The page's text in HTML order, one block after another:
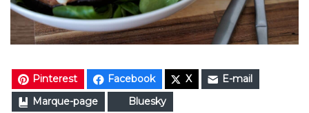
Pinterest Facebook X
E-mail
Marque-page
Bluesky